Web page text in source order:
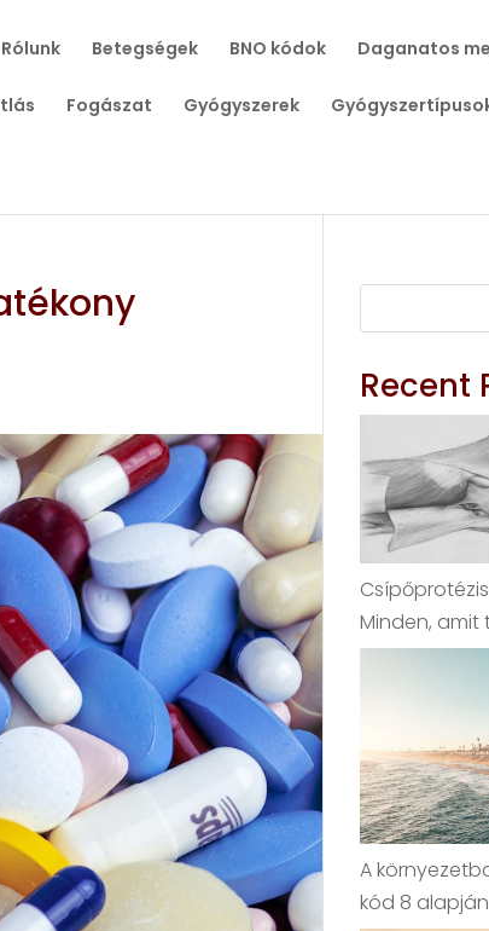
Rólunk Betegségek BNO kódok Daganatos
Fogászat Gyógyszerek
Recent
Csípőprotézis
Minden, amit
A
kód 8 alapján